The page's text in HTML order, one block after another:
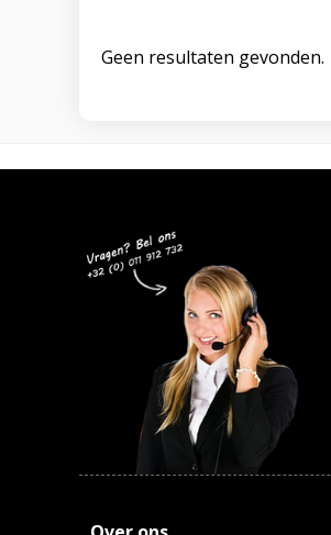
Geen resultaten gevonden.